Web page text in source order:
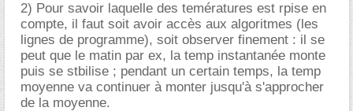
2) Pour savoir laquelle des temératures est rpise en
compte, il faut soit avoir accès aux algoritmes (les
lignes de programme), soit observer finement : il se
peut que le matin par ex, la temp instantanée monte
puis se stbilise ; pendant un certain temps, la temp
moyenne va continuer à monter jusqu'à s'approcher
de la moyenne.